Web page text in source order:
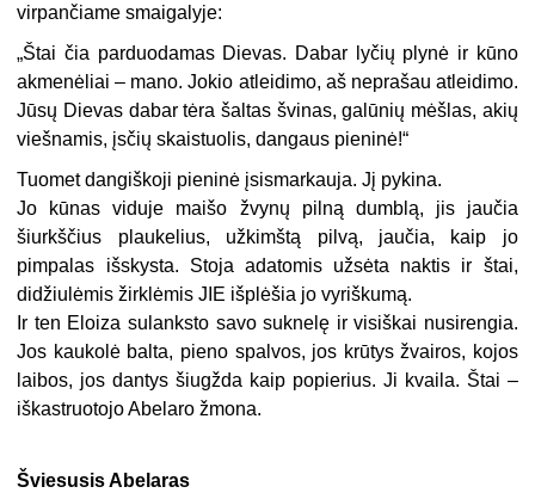
virpančiame smaigalyje:
„Štai čia parduodamas Dievas. Dabar lyčių plynė ir kūno
akmenėliai – mano. Jokio atleidimo, aš neprašau atleidimo.
Jūsų Dievas dabar tėra šaltas švinas, galūnių mėšlas, akių
viešnamis, įsčių skaistuolis, dangaus pieninė!“
Tuomet dangiškoji pieninė įsismarkauja. Jį pykina.
Jo kūnas viduje maišo žvynų pilną dumblą, jis jaučia
šiurkščius plaukelius, užkimštą pilvą, jaučia, kaip jo
pimpalas išskysta. Stoja adatomis užsėta naktis ir štai,
didžiulėmis žirklėmis JIE išplėšia jo vyriškumą.
Ir ten Eloiza sulanksto savo suknelę ir visiškai nusirengia.
Jos kaukolė balta, pieno spalvos, jos krūtys žvairos, kojos
laibos, jos dantys šiugžda kaip popierius. Ji kvaila. Štai –
iškastruotojo Abelaro žmona.
Šviesusis Abelaras